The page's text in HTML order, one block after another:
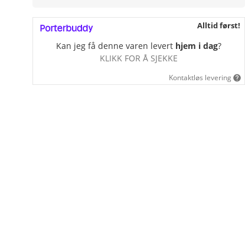
Alltid først!
Kan jeg få denne varen levert hjem i dag?
KLIKK FOR Å SJEKKE
Kontaktløs levering